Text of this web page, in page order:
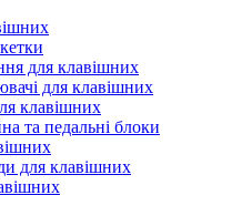
для клавішних
для клавішних
клавішних
та педальні блоки
для клавішних